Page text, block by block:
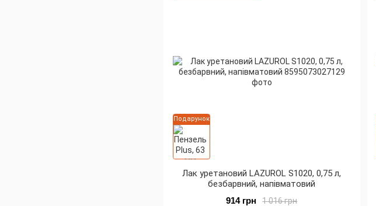
Подарунок
Лак уретановий LAZUROL S1020, 0,75 л,
безбарвний, напівматовий
1 016 грн
914 грн